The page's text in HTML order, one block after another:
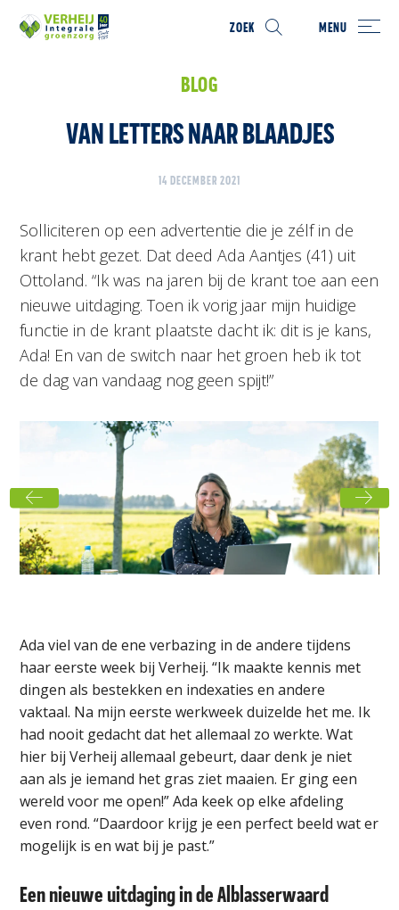
ZOEK MENU
BLOG
VAN LETTERS NAAR BLAADJES
14 DECEMBER 2021
Solliciteren op een advertentie die je zélf in de
krant hebt gezet. Dat deed Ada Aantjes (41) uit
Ottoland. “Ik was na jaren bij de krant toe aan een
nieuwe uitdaging. Toen ik vorig jaar mijn huidige
functie in de krant plaatste dacht ik: dit is je kans,
Ada! En van de switch naar het groen heb ik tot
de dag van vandaag nog geen spijt!”
Ada viel van de ene verbazing in de andere tijdens
haar eerste week bij Verheij. “Ik maakte kennis met
dingen als bestekken en indexaties en andere
vaktaal. Na mijn eerste werkweek duizelde het me. Ik
had nooit gedacht dat het allemaal zo werkte. Wat
hier bij Verheij allemaal gebeurt, daar denk je niet
aan als je iemand het gras ziet maaien. Er ging een
wereld voor me open!” Ada keek op elke afdeling
even rond. “Daardoor krijg je een perfect beeld wat er
mogelijk is en wat bij je past.”
Een nieuwe uitdaging in de Alblasserwaard